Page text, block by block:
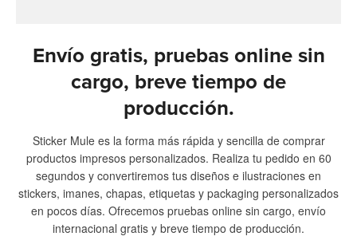
Envío gratis, pruebas online sin
cargo, breve tiempo de
producción.
Sticker Mule es la forma más rápida y sencilla de comprar
productos impresos personalizados. Realiza tu pedido en 60
segundos y convertiremos tus diseños e ilustraciones en
stickers, imanes, chapas, etiquetas y packaging personalizados
en pocos días. Ofrecemos pruebas online sin cargo, envío
internacional gratis y breve tiempo de producción.